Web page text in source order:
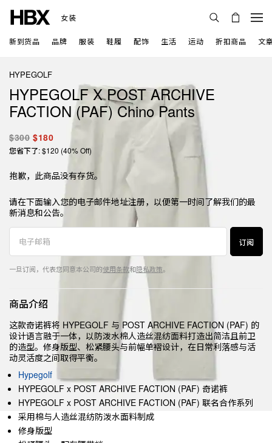
女装
新到货品 品牌 服装 鞋履 配饰 生活 运动 折扣商品 文
HYPEGOLF
HYPEGOLF X POST ARCHIVE
FACTION (PAF) Chino Pants
$300 $180
您省下了: $120 (40% Off)
抱歉，此商品没有存货。
请在下面输入您的电子邮件地址注册，以便第一时间了解我们的最
新消息和公告。
订阅
一旦订阅，代表您同意本公司的使用条款和隐私政策。
商品介绍
这款奇诺裤将 HYPEGOLF 与 POST ARCHIVE FACTION (PAF) 的
设计语言融于一体，以防泼水棉人造丝混纺面料打造出简洁且前卫
的造型。修身版型、松紧腰头与前幅单褶设计，在日常利落感与活
动灵活度之间取得平衡。
Hypegolf
HYPEGOLF x POST ARCHIVE FACTION (PAF) 奇诺裤
HYPEGOLF x POST ARCHIVE FACTION (PAF) 联名合作系列
采用棉与人造丝混纺防泼水面料制成
修身版型